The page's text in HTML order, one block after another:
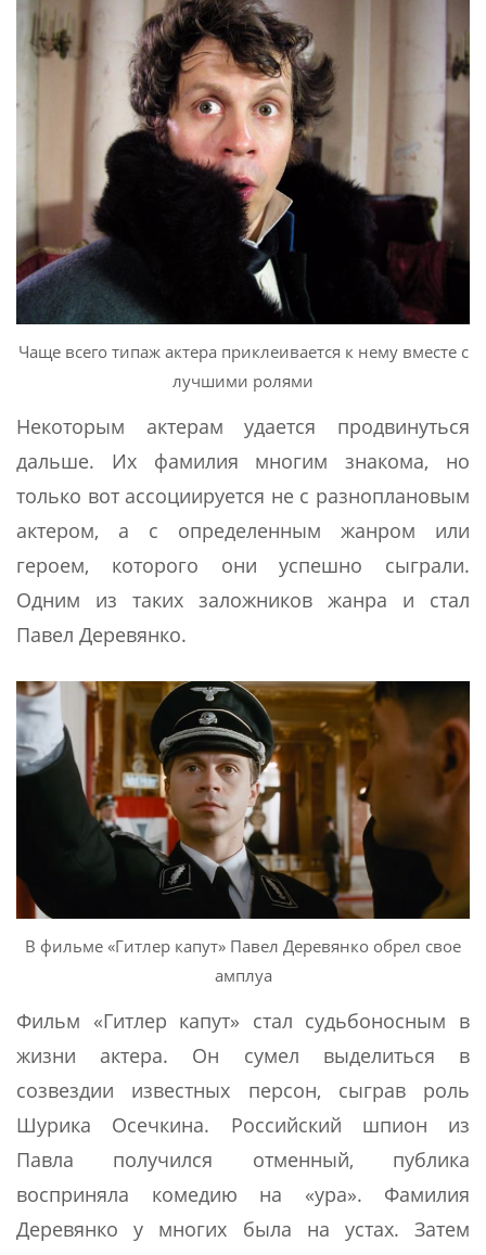
Чаще всего типаж актера приклеивается к нему вместе с
лучшими ролями
Некоторым актерам удается продвинуться
дальше. Их фамилия многим знакома, но
только вот ассоциируется не с разноплановым
актером, а с определенным жанром или
героем, которого они успешно сыграли.
Одним из таких заложников жанра и стал
Павел Деревянко.
В фильме «Гитлер капут» Павел Деревянко обрел свое
амплуа
Фильм «Гитлер капут» стал судьбоносным в
жизни актера. Он сумел выделиться в
созвездии известных персон, сыграв роль
Шурика Осечкина. Российский шпион из
Павла получился отменный, публика
восприняла комедию на «ура». Фамилия
Деревянко у многих была на устах. Затем